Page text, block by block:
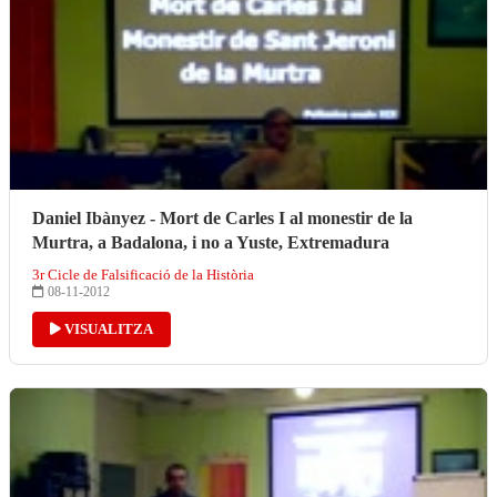
Daniel Ibànyez - Mort de Carles I al monestir de la
Murtra, a Badalona, i no a Yuste, Extremadura
3r Cicle de Falsificació de la Història
08-11-2012
VISUALITZA